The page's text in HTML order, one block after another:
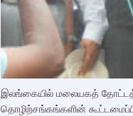
இலங்கையில் மலையகத்
தொழிற்சங்கங்களின்